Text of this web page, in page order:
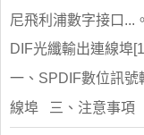
尼飛利浦數字接口...
DIF光纖輸出連線埠
一、SPDIF數位訊
線埠 三、注意事項